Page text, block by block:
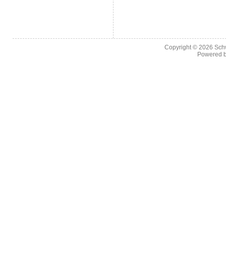
Copyright © 2026
Powered